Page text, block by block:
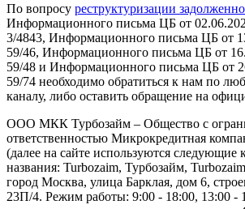
По вопросу реструктуризации
Информационного письма ЦБ от
3/4843, Информационного письма ЦБ от
59/46, Информационного письма ЦБ от
59/48 и Информационного письма ЦБ от
59/74 необходимо обратиться к нам по
каналу, либо оставить обращение на
ООО МКК Турбозайм – Общество с
ответственностью Микрокредитная
(далее на сайте используются следующие
названия: Turbozaim, Турбозайм,
город Москва, улица Барклая, дом 6,
23П/4. Режим работы: 9:00 - 18:00, 13:00 -